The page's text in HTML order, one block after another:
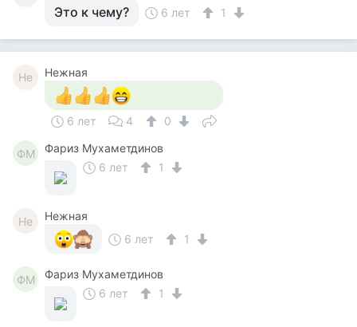
Это к чему? 6 лет 1
Не Нежная
6 лет 4 0
ФМ
Фариз Мухаметдинов
6 лет
1
Не
Нежная
6 лет
1
ФМ
Фариз Мухаметдинов
6 лет
1